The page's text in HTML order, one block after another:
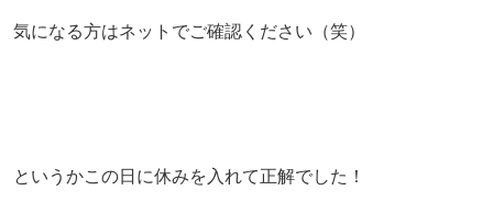
気になる方はネットでご確認ください（笑）
というかこの日に休みを入れて正解でした！